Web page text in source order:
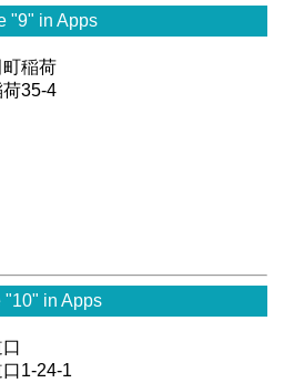
"9" in Apps
稲荷
35-4
"10" in Apps
1-24-1